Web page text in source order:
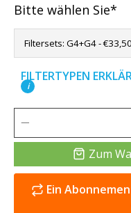
Bitte wählen Sie*
FILTERTYPEN
i
Zum
Ein